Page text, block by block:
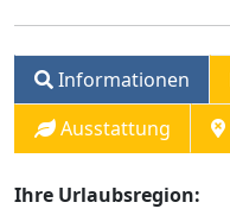
Informationen
Ausstattung
Ihre Urlaubsregion: